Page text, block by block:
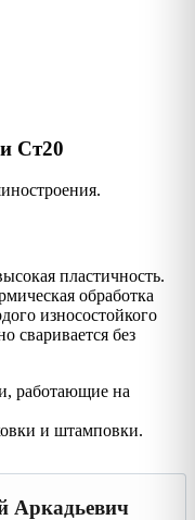
Ст20
пластичность.
обработка
износостойкого
сваривается без
работающие на
и штамповки.
Аркадьевич